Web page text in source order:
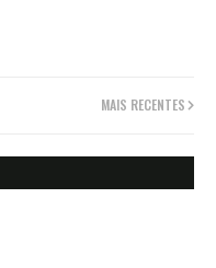
MAIS RECENTES